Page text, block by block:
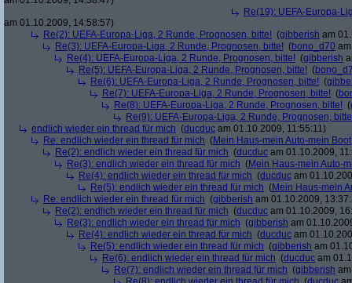
Re(19): UEFA-Europa-
am 01.10.2009, 14:58:57)
Re(2): UEFA-Europa-Liga, 2 Runde, Prognosen, bitte! (gibberish am
Re(3): UEFA-Europa-Liga, 2 Runde, Prognosen, bitte! (bono_d70
Re(4): UEFA-Europa-Liga, 2 Runde, Prognosen, bitte! (gibberish
Re(5): UEFA-Europa-Liga, 2 Runde, Prognosen, bitte! (
Re(6): UEFA-Europa-Liga, 2 Runde, Prognosen, bitte! (
Re(7): UEFA-Europa-Liga, 2 Runde, Prognosen, bitte! (
Re(8): UEFA-Europa-Liga, 2 Runde, Prognosen, bitte! (
Re(9): UEFA-Europa-Liga, 2 Runde, Prognosen,
endlich wieder ein thread für mich (ducduc am 01.10.2009, 11:55:11)
Re: endlich wieder ein thread für mich (Mein Haus-mein Auto-mein Boot
Re(2): endlich wieder ein thread für mich (ducduc am 01.10.2009,
Re(3): endlich wieder ein thread für mich (Mein Haus-mein Auto-
Re(4): endlich wieder ein thread für mich (ducduc am
Re(5): endlich wieder ein thread für mich (Mein Haus-mein
Re: endlich wieder ein thread für mich (gibberish am 01.10.2009,
Re(2): endlich wieder ein thread für mich (ducduc am 01.10.2009,
Re(3): endlich wieder ein thread für mich (gibberish am
Re(4): endlich wieder ein thread für mich (ducduc am
Re(5): endlich wieder ein thread für mich (gibberish am
Re(6): endlich wieder ein thread für mich (ducduc am
Re(7): endlich wieder ein thread für mich (gibberish